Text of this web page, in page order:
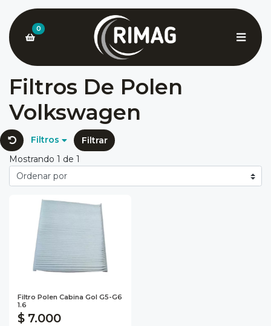
0
Filtros De Polen
Volkswagen
Filtros
Filtrar
Mostrando 1 de 1
Filtro Polen Cabina Gol G5-G6
1.6
$ 7.000